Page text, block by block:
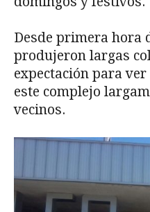
Desde primera hora
produjeron largas
expectación para
este complejo
vecinos.